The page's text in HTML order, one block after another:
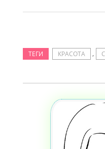
ТЕГИ КРАСОТА ,